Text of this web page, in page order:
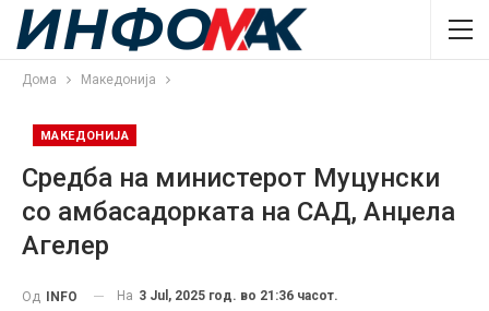
Дома Македонија
МАКЕДОНИЈА
Средба на министерот Муцунски
со амбасадорката на САД, Анџела
Агелер
Од INFO На 3 Jul, 2025 год. во 21:36 часот.